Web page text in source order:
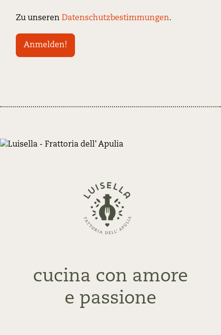
Zu unseren Datenschutzbestimmungen.
Zurück
zur
Startseite
cucina con amore
e passione